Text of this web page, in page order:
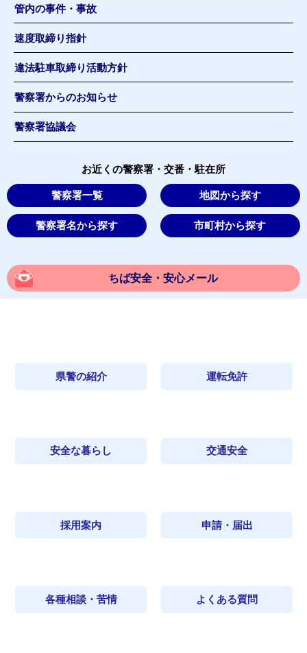
管内の事件・事故
速度取締り指針
違法駐車取締り活動方針
警察署からのお知らせ
警察署協議会
お近くの警察署・交番・駐在所
警察署一覧 地図から探す
警察署名から探す 市町村から探す
ちば安全・安心メール
県警の紹介 運転免許
安全な暮らし 交通安全
採用案内 申請・届出
各種相談・苦情 よくある質問